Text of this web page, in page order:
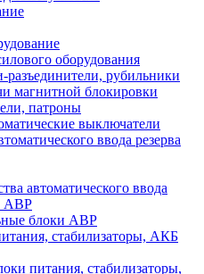
оборудования
рубильники
магнитной блокировки
патроны
выключатели
ввода резерва
автоматического ввода
АВР
блоки АВР
стабилизаторы, АКБ
питания, стабилизаторы,